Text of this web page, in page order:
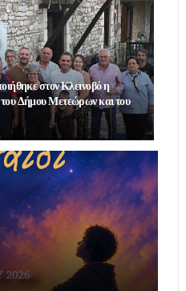
στον Κλεινοβό η
Δήμου Μετεώρων και του